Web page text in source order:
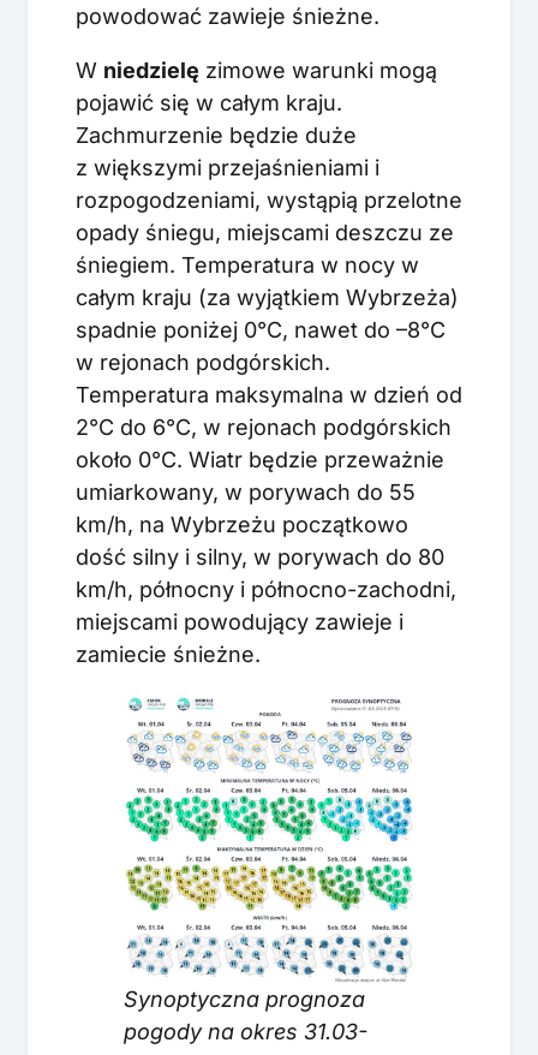
powodować zawieje śnieżne.
W niedzielę zimowe warunki mogą
pojawić się w całym kraju.
Zachmurzenie będzie duże
z większymi przejaśnieniami i
rozpogodzeniami, wystąpią przelotne
opady śniegu, miejscami deszczu ze
śniegiem. Temperatura w nocy w
całym kraju (za wyjątkiem Wybrzeża)
spadnie poniżej 0°C, nawet do –8°C
w rejonach podgórskich.
Temperatura maksymalna w dzień od
2°C do 6°C, w rejonach podgórskich
około 0°C. Wiatr będzie przeważnie
umiarkowany, w porywach do 55
km/h, na Wybrzeżu początkowo
dość silny i silny, w porywach do 80
km/h, północny i północno-zachodni,
miejscami powodujący zawieje i
zamiecie śnieżne.
Synoptyczna prognoza
pogody na okres 31.03-